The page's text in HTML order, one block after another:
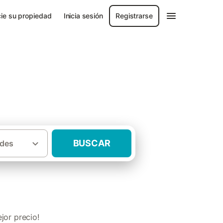
su propiedad Inicia sesión Registrarse
BUSCAR
precio!